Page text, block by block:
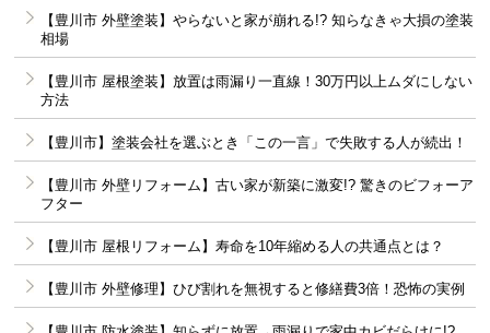
【豊川市 外壁塗装】やらないと家が崩れる!? 知らなきゃ大損の塗装
相場
【豊川市 屋根塗装】放置は雨漏り一直線！30万円以上ムダにしない
方法
【豊川市】塗装会社を選ぶとき「この一言」で失敗する人が続出！
【豊川市 外壁リフォーム】古い家が新築に激変!? 驚きのビフォーア
フター
【豊川市 屋根リフォーム】寿命を10年縮める人の共通点とは？
【豊川市 外壁修理】ひび割れを無視すると修繕費3倍！恐怖の実例